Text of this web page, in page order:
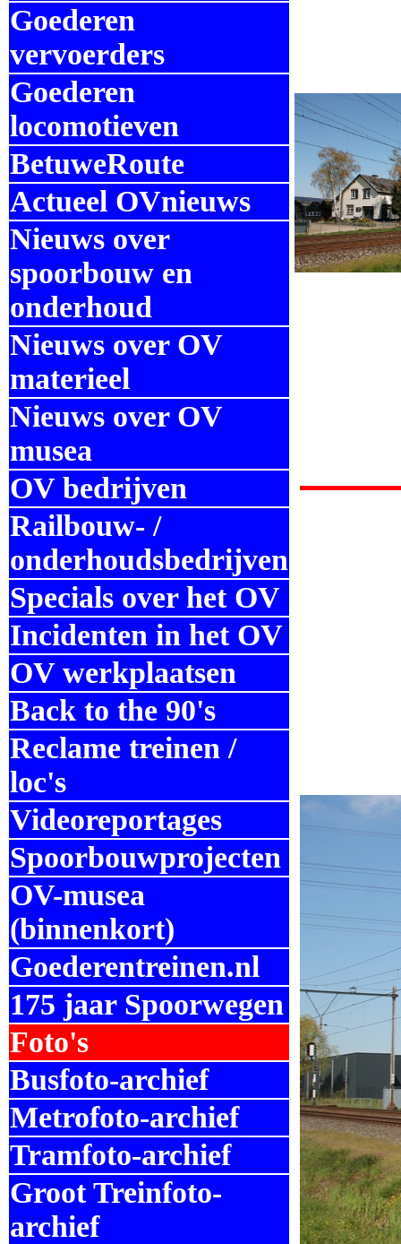
Goederen
vervoerders
Goederen
locomotieven
BetuweRoute
Actueel OVnieuws
Nieuws over
spoorbouw en
onderhoud
Nieuws over OV
materieel
Nieuws over OV
musea
OV bedrijven
Railbouw- /
onderhoudsbedrijven
Specials over het OV
Incidenten in het OV
OV werkplaatsen
Back to the 90's
Reclame treinen /
loc's
Videoreportages
Spoorbouwprojecten
OV-musea
(binnenkort)
Goederentreinen.nl
175 jaar Spoorwegen
Foto's
Busfoto-archief
Metrofoto-archief
Tramfoto-archief
Groot Treinfoto-
archief